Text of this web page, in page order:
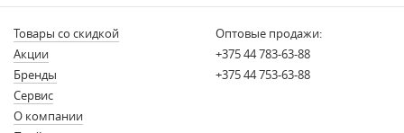
Товары со скидкой
Акции
Бренды
Сервис
О компании
Оптовые продажи:
+375 44 783-63-88
+375 44 753-63-88